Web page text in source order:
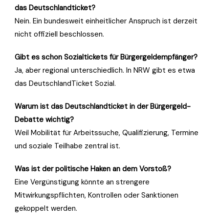
das Deutschlandticket?
Nein. Ein bundesweit einheitlicher Anspruch ist derzeit
nicht offiziell beschlossen.
Gibt es schon Sozialtickets für Bürgergeldempfänger?
Ja, aber regional unterschiedlich. In NRW gibt es etwa
das DeutschlandTicket Sozial.
Warum ist das Deutschlandticket in der Bürgergeld-
Debatte wichtig?
Weil Mobilität für Arbeitssuche, Qualifizierung, Termine
und soziale Teilhabe zentral ist.
Was ist der politische Haken an dem Vorstoß?
Eine Vergünstigung könnte an strengere
Mitwirkungspflichten, Kontrollen oder Sanktionen
gekoppelt werden.